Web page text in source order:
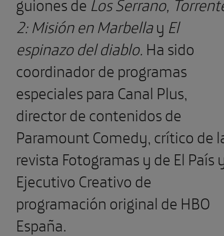
2: Misión en Marbellay El
espinazo del diablo. Ha sido
coordinador de programas
especiales para Canal Plus,
director de contenidos de
Paramount Comedy, crítico de
revista Fotogramas y de El País
Ejecutivo Creativo de
programación original de HBO
España.